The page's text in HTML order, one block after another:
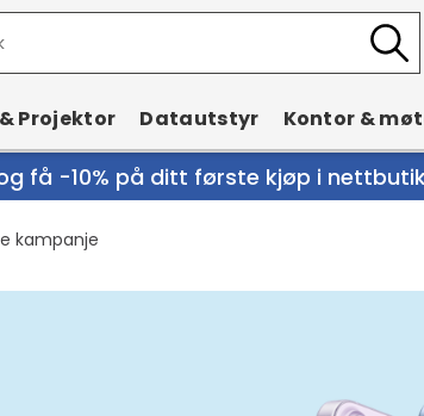
Projektor Datautstyr Kontor &
få -10% på ditt første kjøp i
kampanje